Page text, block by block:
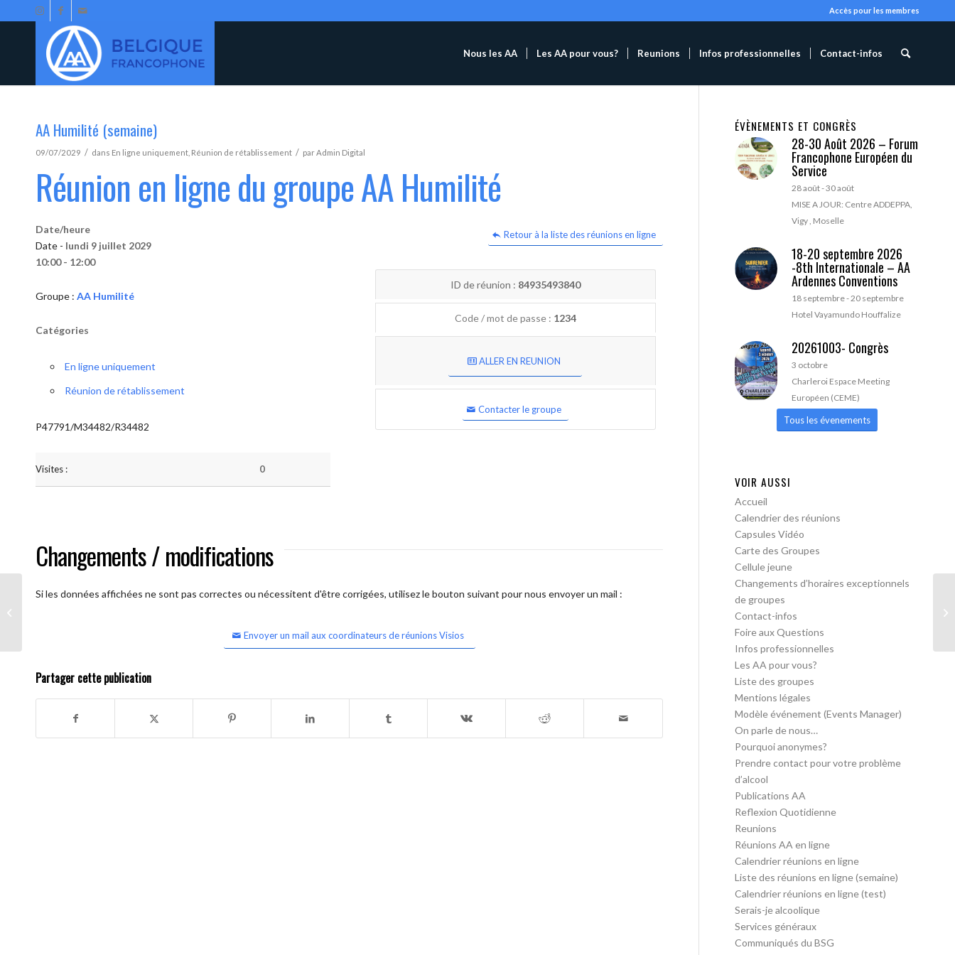
Accès pour les membres
Nous les AA Les AA pour vous? Reunions Infos professionnelles Contact-infos
AA Humilité (semaine)
09/07/2029 / dans En ligne uniquement Réunion de rétablissement / parAdmin Digital
Réunion en ligne du groupe AA Humilité
Retour à la liste des réunions en ligne
Date/heure
Date - lundi 9 juillet 2029
10:00 - 12:00
Groupe : AA Humilité
Catégories
En ligne uniquement
Réunion de rétablissement
P47791/M34482/R34482
Visites : 0
ID de réunion : 84935493840
Code / mot de passe : 1234
ALLER EN REUNION
Contacter le groupe
Changements / modifications
Si les données affichées ne sont pas correctes ou nécessitent d'être corrigées, utilisez le bouton suivant pour nous envoyer un mail :
Envoyer un mail aux coordinateurs de réunions Visios
Partager cette publication
ÉVÈNEMENTS ET CONGRÈS
28-30 Août 2026 – Forum
Francophone Européen du
Service
28 août-30 août
MISE A JOUR: Centre ADDEPPA,
Vigy , Moselle
18-20 septembre 2026
-8th Internationale – AA
Ardennes Conventions
18 septembre-20 septembre
Hotel Vayamundo Houffalize
20261003- Congrès
3 octobre
Charleroi Espace Meeting
Européen (CEME)
Tous les évenements
VOIR AUSSI
Accueil
Calendrier des réunions
Capsules Vidéo
Carte des Groupes
Cellule jeune
Changements d’horaires exceptionnels
de groupes
Contact-infos
Foire aux Questions
Infos professionnelles
Les AA pour vous?
Liste des groupes
Mentions légales
Modèle événement (Events Manager)
On parle de nous…
Pourquoi anonymes?
Prendre contact pour votre problème
d’alcool
Publications AA
Reflexion Quotidienne
Reunions
Réunions AA en ligne
Calendrier réunions en ligne
Liste des réunions en ligne (semaine)
Calendrier réunions en ligne (test)
Serais-je alcoolique
Services généraux
Communiqués du BSG